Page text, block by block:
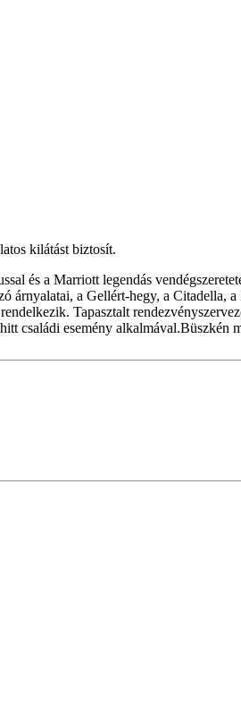
kilátást biztosít.
és a Marriott legendás
a Gellért-hegy, a
Tapasztalt
családi esemény